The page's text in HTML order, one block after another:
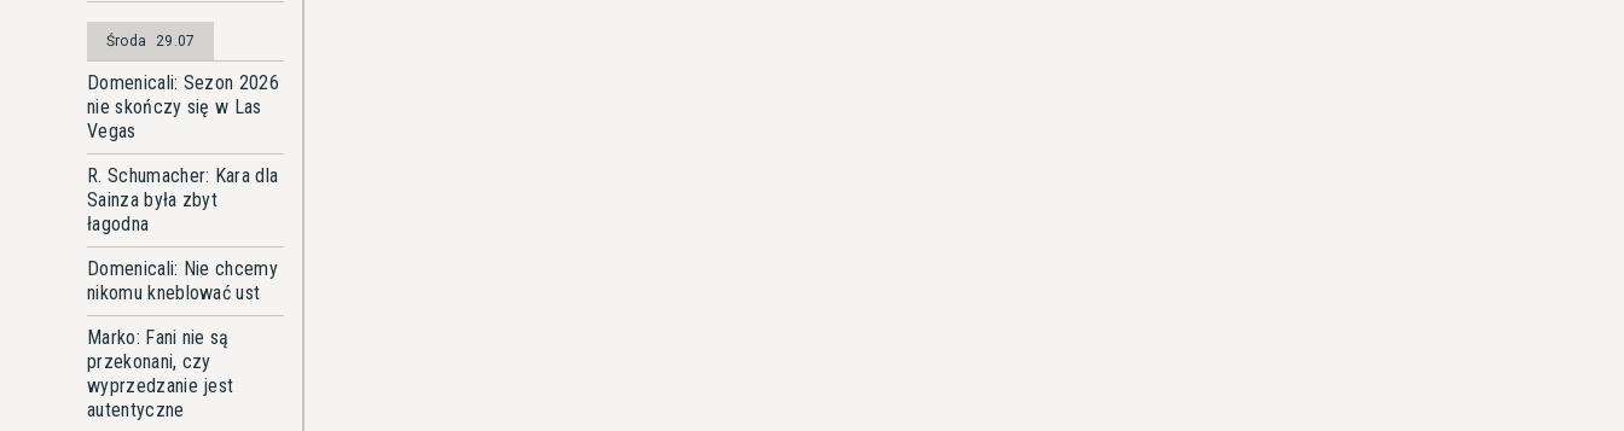
Środa 29.07
Domenicali: Sezon 2026
nie skończy się w Las
Vegas
R. Schumacher: Kara dla
Sainza była zbyt
łagodna
Domenicali: Nie chcemy
nikomu kneblować ust
Marko: Fani nie są
przekonani, czy
wyprzedzanie jest
autentyczne